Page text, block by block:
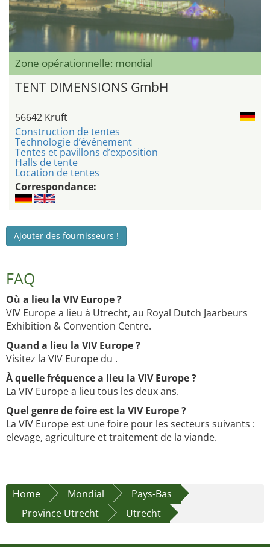
Zone opérationnelle: mondial
TENT DIMENSIONS GmbH
56642 Kruft
Construction de tentes
Technologie d’événement
Tentes et pavillons d’exposition
Halls de tente
Location de tentes
Correspondance:
Ajouter des fournisseurs !
FAQ
Où a lieu la VIV Europe ?
VIV Europe a lieu à Utrecht, au Royal Dutch Jaarbeurs
Exhibition & Convention Centre.
Quand a lieu la VIV Europe ?
Visitez la VIV Europe du .
À quelle fréquence a lieu la VIV Europe ?
La VIV Europe a lieu tous les deux ans.
Quel genre de foire est la VIV Europe ?
La VIV Europe est une foire pour les secteurs suivants :
elevage, agriculture et traitement de la viande.
Home Mondial
Pays-Bas
Province Utrecht
Utrecht